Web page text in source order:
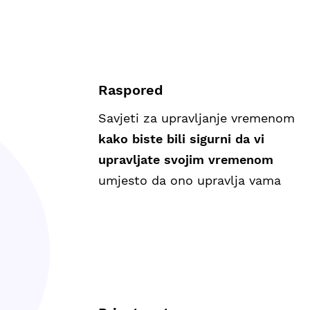
Raspored
Savjeti za upravljanje vremenom
kako biste bili sigurni da vi
upravljate svojim vremenom
umjesto da ono upravlja vama